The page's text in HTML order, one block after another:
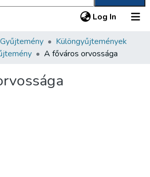
Log In (current)
Különgyűjtemények
A főváros orvossága